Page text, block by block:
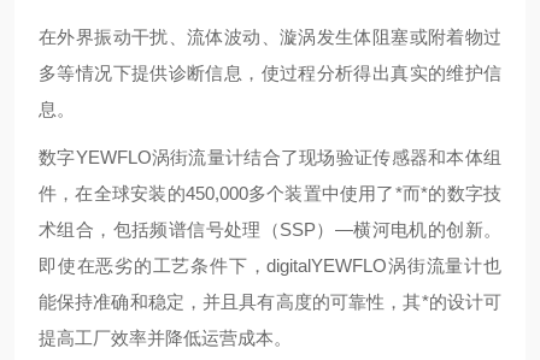
在外界振动干扰、流体波动、漩涡发生体阻塞或附着物过
多等情况下提供诊断信息，使过程分析得出真实的维护信
息。
数字YEWFLO涡街流量计结合了现场验证传感器和本体组
件，在全球安装的450,000多个装置中使用了*而*的数字技
术组合，包括频谱信号处理（SSP）—横河电机的创新。
即使在恶劣的工艺条件下，digitalYEWFLO涡街流量计也
能保持准确和稳定，并且具有高度的可靠性，其*的设计可
提高工厂效率并降低运营成本。